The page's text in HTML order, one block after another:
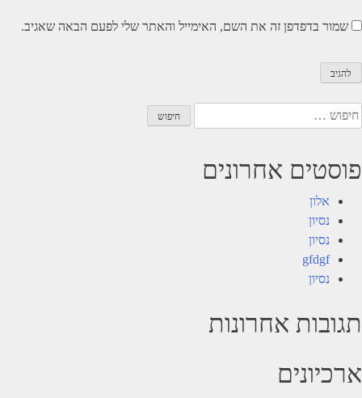
שמור בדפדפן זה את השם, האימייל והאתר שלי לפעם הבאה שאגיב.
חיפוש:
פוסטים אחרונים
אלון
נסיון
נסיון
gfdgf
נסיון
תגובות אחרונות
ארכיונים